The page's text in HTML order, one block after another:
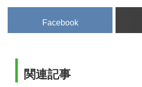
Facebook
関連記事